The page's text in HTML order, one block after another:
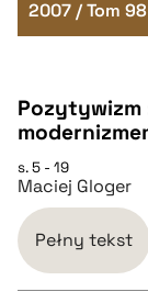
2007 / Tom
Pozytywizm
s. 5 - 19
Maciej Gloger
Pełny tekst